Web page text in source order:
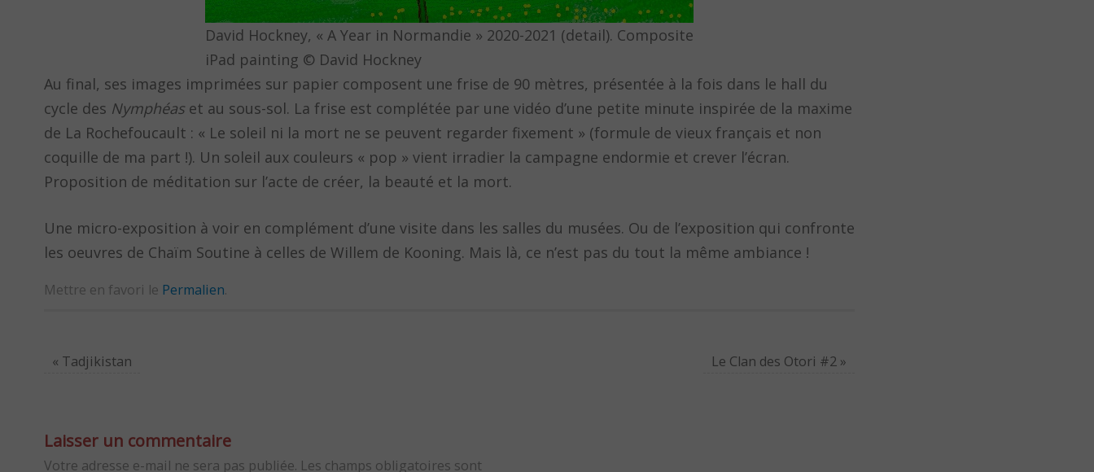
David Hockney, « A Year in Normandie » 2020-2021 (detail). Composite
iPad painting © David Hockney
Au final, ses images imprimées sur papier composent une frise de 90 mètres, présentée à la fois dans le hall du
cycle des Nymphéas et au sous-sol. La frise est complétée par une vidéo d’une petite minute inspirée de la maxime
de La Rochefoucault : « Le soleil ni la mort ne se peuvent regarder fixement » (formule de vieux français et non
coquille de ma part !). Un soleil aux couleurs « pop » vient irradier la campagne endormie et crever l’écran.
Proposition de méditation sur l’acte de créer, la beauté et la mort.
Une micro-exposition à voir en complément d’une visite dans les salles du musées. Ou de l’exposition qui confronte
les oeuvres de Chaïm Soutine à celles de Willem de Kooning. Mais là, ce n’est pas du tout la même ambiance !
Mettre en favori le Permalien.
« Tadjikistan Le Clan des Otori #2 »
Laisser un commentaire
Votre adresse e-mail ne sera pas publiée. Les champs obligatoires sont